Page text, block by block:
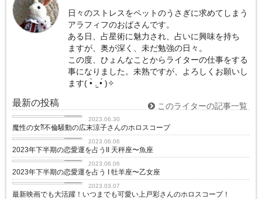
日々のストレスをペットのうさぎに求めてしまう
アラフィフのおばさんです。
ある日、占星術に魅力され、占いに興味を持ち
ますが、奥が深く、未だ勉強の日々。
この度、ひょんなことからライターの仕事をする
事になりました。未熟ですが、よろしくお願いし
ます( •̀ .̫ •́ )✧
最新の投稿 このライターの記事一覧
2023.06.30
魔性の女⁈不倫騒動の広末涼子さんのホロスコープ
love
2023.06.06
2023年下半期の恋愛運を占うII 天秤座〜魚座
love
2023.06.06
2023年下半期の恋愛運を占う I 牡羊座〜乙女座
love
2023.03.07
最新映画でも大活躍！いつまでも可愛い上戸彩さんのホロスコープ！